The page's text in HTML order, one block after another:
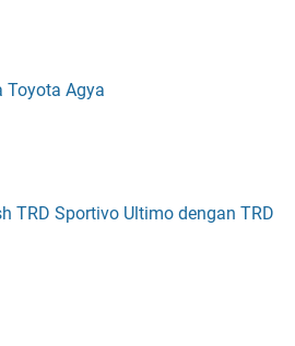
n
t
Toyota Agya
TRD Sportivo Ultimo dengan TRD